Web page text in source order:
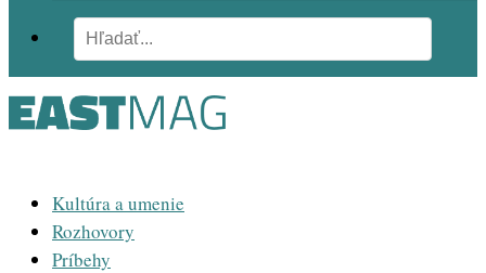
Kultúra a umenie
Rozhovory
Príbehy